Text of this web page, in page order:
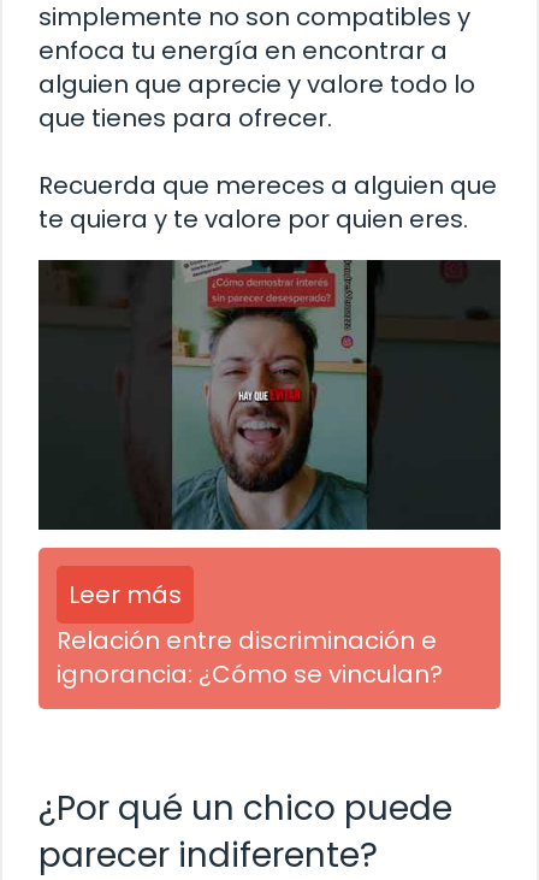
simplemente no son compatibles y
enfoca tu energía en encontrar a
alguien que aprecie y valore todo lo
que tienes para ofrecer.
Recuerda que mereces a alguien que
te quiera y te valore por quien eres.
Leer más
Relación entre discriminación e
ignorancia: ¿Cómo se vinculan?
¿Por qué un chico puede
parecer indiferente?